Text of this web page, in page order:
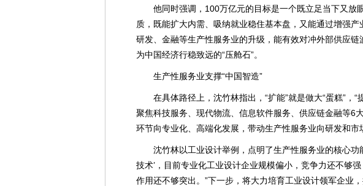
他同时强调，100万亿元的目标是一个既立足当下又放
质，既能扩大内需、吸纳就业稳住基本盘，又能通过增强
研发、金融等生产性服务业的升级，能有效对冲外部供应
为中国经济行稳致远的“压舱石”。
生产性服务业支撑“中国智造”
在具体路径上，沈竹林指出，“扩能”就是做大“蛋糕”，
聚焦科技服务、现代物流、信息软件服务、供应链金融等6
环节向专业化、高端化发展，带动生产性服务业向研发和市
沈竹林以工业设计举例，点明了生产性服务业的核心功
技术’，目前专业化工业设计企业规模偏小，竞争力还不够
作用还不够突出。”下一步，将大力培育工业设计领军企业，